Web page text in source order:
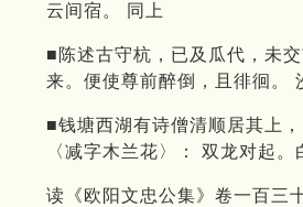
云间宿。 同上
■陈述古守杭，已及瓜代，未
来。便使尊前醉倒，且徘徊。
■钱塘西湖有诗僧清顺居其上
〈减字木兰花〉： 双龙对起
读《欧阳文忠公集》卷一百三